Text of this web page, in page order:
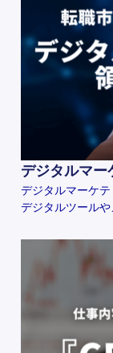
デジタルマー
デジタルマーケ
デジタルツール